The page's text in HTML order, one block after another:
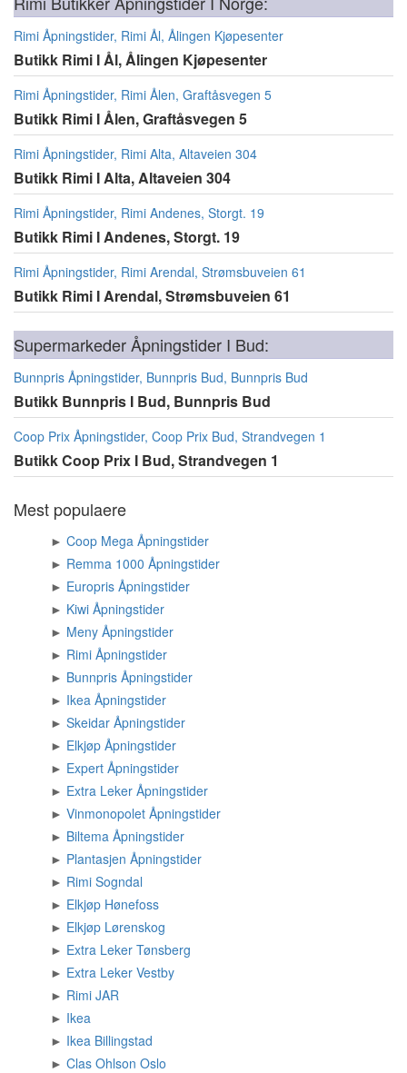
Rimi Åpningstider, Rimi Ål, Ålingen Kjøpesenter
Butikk Rimi I Ål, Ålingen Kjøpesenter
Rimi Åpningstider, Rimi Ålen, Graftåsvegen 5
Butikk Rimi I Ålen, Graftåsvegen 5
Rimi Åpningstider, Rimi Alta, Altaveien 304
Butikk Rimi I Alta, Altaveien 304
Rimi Åpningstider, Rimi Andenes, Storgt. 19
Butikk Rimi I Andenes, Storgt. 19
Rimi Åpningstider, Rimi Arendal, Strømsbuveien 61
Butikk Rimi I Arendal, Strømsbuveien 61
Supermarkeder Åpningstider I Bud:
Bunnpris Åpningstider, Bunnpris Bud, Bunnpris Bud
Butikk Bunnpris I Bud, Bunnpris Bud
Coop Prix Åpningstider, Coop Prix Bud, Strandvegen 1
Butikk Coop Prix I Bud, Strandvegen 1
Mest populaere
►
Coop Mega Åpningstider
►
Remma 1000 Åpningstider
► Europris Åpningstider
► Kiwi Åpningstider
► Meny Åpningstider
► Rimi Åpningstider
► Bunnpris Åpningstider
► Ikea Åpningstider
► Skeidar Åpningstider
► Elkjøp Åpningstider
► Expert Åpningstider
►
Extra Leker Åpningstider
► Vinmonopolet Åpningstider
► Biltema Åpningstider
► Plantasjen Åpningstider
►
Rimi Sogndal
►
Elkjøp Hønefoss
►
Elkjøp Lørenskog
►
Extra Leker Tønsberg
►
Extra Leker Vestby
►
Rimi JAR
► Ikea
►
Ikea Billingstad
►
Clas Ohlson Oslo